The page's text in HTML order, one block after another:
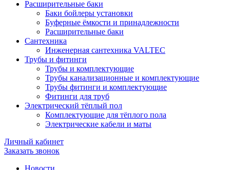
Расширительные баки
Баки бойлеры установки
Буферные ёмкости и принадлежности
Расширительные баки
Сантехника
Инженерная сантехника VALTEC
Трубы и фитинги
Трубы и комплектующие
Трубы канализационные и комплектующие
Трубы фитинги и комплектующие
Фитинги для труб
Электрический тёплый пол
Комплектующие для тёплого пола
Электрические кабели и маты
Личный кабинет
Заказать звонок
Новости